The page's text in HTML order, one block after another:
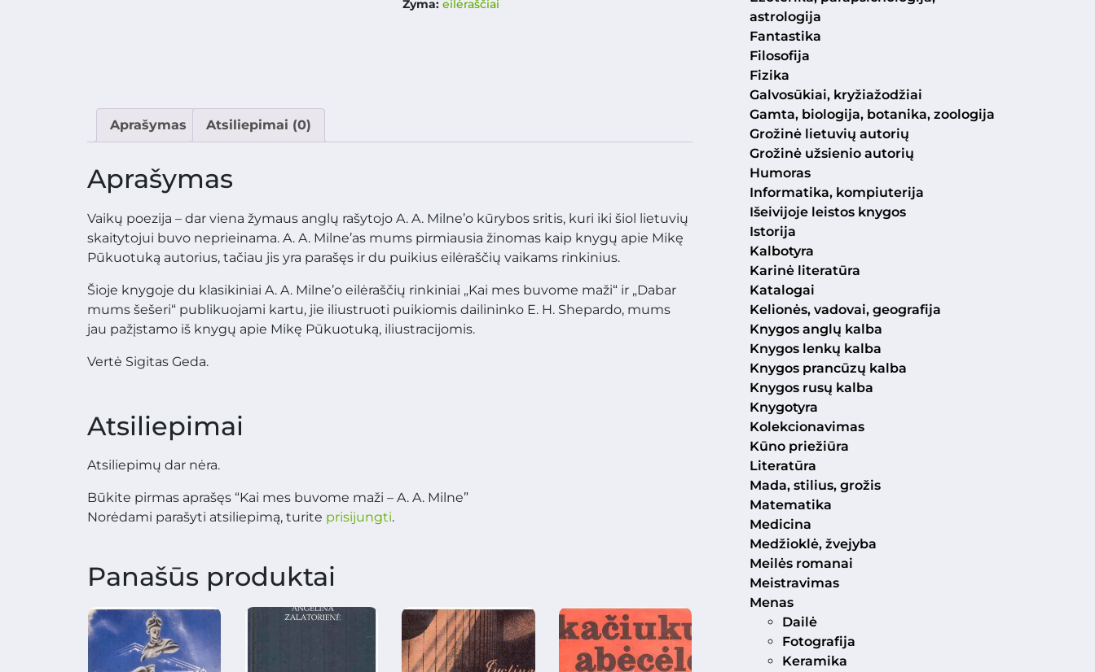
Žyma: eilėraščiai
Aprašymas Atsiliepimai (0)
Aprašymas
Vaikų poezija – dar viena žymaus anglų rašytojo A. A. Milne’o kūrybos sritis, kuri iki šiol lietuvių
skaitytojui buvo neprieinama. A. A. Milne’as mums pirmiausia žinomas kaip knygų apie Mikę
Pūkuotuką autorius, tačiau jis yra parašęs ir du puikius eilėraščių vaikams rinkinius.
Šioje knygoje du klasikiniai A. A. Milne’o eilėraščių rinkiniai „Kai mes buvome maži“ ir „Dabar
mums šešeri“ publikuojami kartu, jie iliustruoti puikiomis dailininko E. H. Shepardo, mums
jau pažįstamo iš knygų apie Mikę Pūkuotuką, iliustracijomis.
Vertė Sigitas Geda.
Atsiliepimai
Atsiliepimų dar nėra.
Būkite pirmas aprašęs “Kai mes buvome maži – A. A. Milne”
Norėdami parašyti atsiliepimą, turite prisijungti.
Panašūs produktai
astrologija
Fantastika
Filosofija
Fizika
Galvosūkiai, kryžiažodžiai
Gamta, biologija, botanika, zoologija
Grožinė lietuvių autorių
Grožinė užsienio autorių
Humoras
Informatika, kompiuterija
Išeivijoje leistos knygos
Istorija
Kalbotyra
Karinė literatūra
Katalogai
Kelionės, vadovai, geografija
Knygos anglų kalba
Knygos lenkų kalba
Knygos prancūzų kalba
Knygos rusų kalba
Knygotyra
Kolekcionavimas
Kūno priežiūra
Literatūra
Mada, stilius, grožis
Matematika
Medicina
Medžioklė, žvejyba
Meilės romanai
Meistravimas
Menas
Dailė
Fotografija
Keramika